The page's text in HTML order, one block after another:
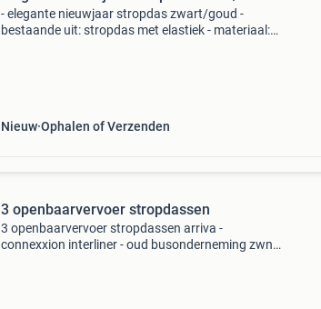
- elegante nieuwjaar stropdas zwart/goud -
bestaande uit: stropdas met elastiek - materiaal:
Nieuw Ophalen of Verzenden
3 openbaarvervoer stropdassen
3 openbaarvervoer stropdassen arriva -
connexxion interliner - oud busonderneming zwn